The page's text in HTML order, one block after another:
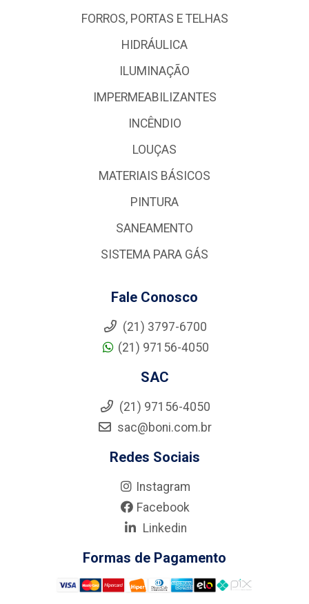
FORROS, PORTAS E TELHAS
HIDRÁULICA
ILUMINAÇÃO
IMPERMEABILIZANTES
INCÊNDIO
LOUÇAS
MATERIAIS BÁSICOS
PINTURA
SANEAMENTO
SISTEMA PARA GÁS
Fale Conosco
(21) 3797-6700
(21) 97156-4050
SAC
(21) 97156-4050
sac@boni.com.br
Redes Sociais
Instagram
Facebook
Linkedin
Formas de Pagamento